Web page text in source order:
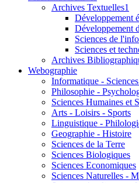
Archives Textuelles1
Développement
Développement
Sciences de
Sciences et
Archives
Webographie
Informatique -
Philosophie -
Sciences Humaines et
Arts - Loisirs - Sports
Linguistique -
Geographie - Histoire
Sciences de la Terre
Sciences Biologiques
Sciences Economiques
Sciences Naturelles -